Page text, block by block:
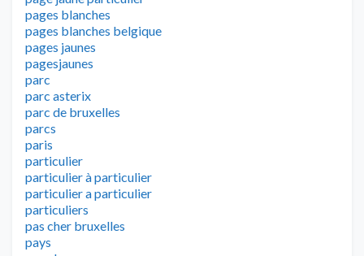
pages blanches
pages blanches belgique
pages jaunes
pagesjaunes
parc
parc asterix
parc de bruxelles
parcs
paris
particulier
particulier à particulier
particulier a particulier
particuliers
pas cher bruxelles
pays